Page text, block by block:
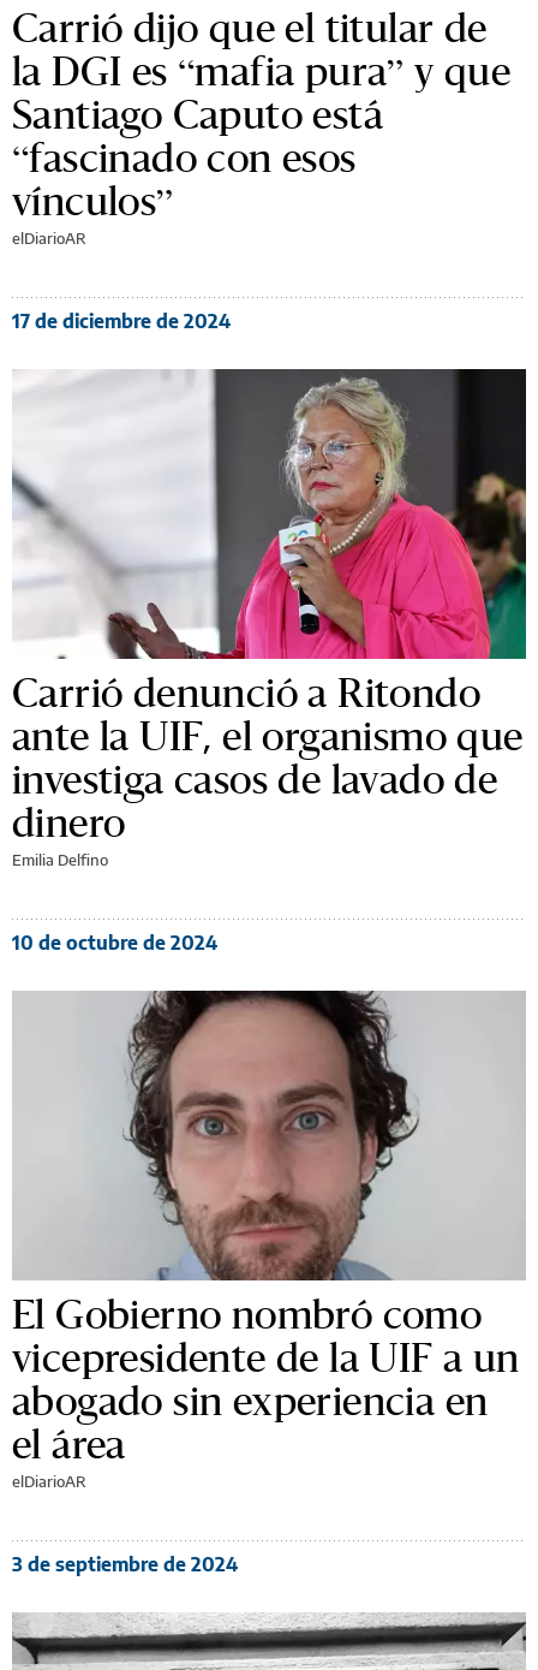
Carrió dijo que el titular de
la DGI es “mafia pura” y que
Santiago Caputo está
“fascinado con esos
vínculos”
elDiarioAR
17 de diciembre de 2024
Carrió denunció a Ritondo
ante la UIF, el organismo que
investiga casos de lavado de
dinero
Emilia Delfino
10 de octubre de 2024
El Gobierno nombró como
vicepresidente de la UIF a un
abogado sin experiencia en
el área
elDiarioAR
3 de septiembre de 2024